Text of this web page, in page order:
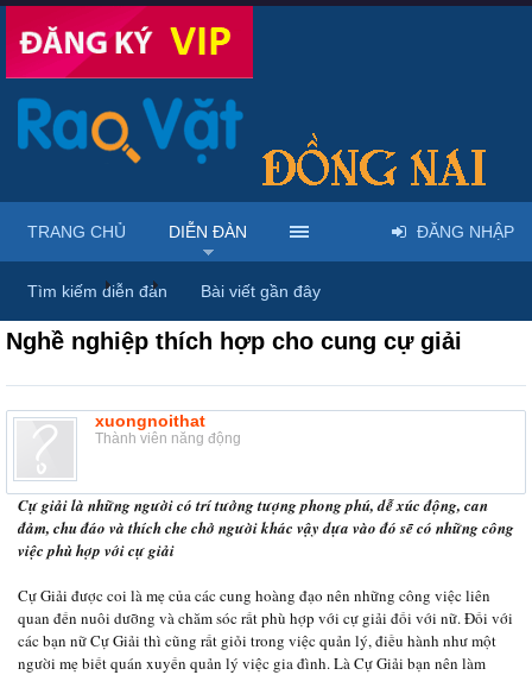
Diễn đàn ... Nội thất & Ngoại thất
Nghề nghiệp thích hợp cho cung cự giải
xuongnoithat
Thành viên năng động
Cự giải là những người có trí tưởng tượng phong phú, dễ xúc động, can
đảm, chu đáo và thích che chở người khác vậy dựa vào đó sẽ có những công
việc phù hợp với cự giải
Cự Giải được coi là mẹ của các cung hoàng đạo nên những công việc liên
quan đến nuôi dưỡng và chăm sóc rất phù hợp với cự giải đối với nữ. Đối với
các bạn nữ Cự Giải thì cũng rất giỏi trong việc quản lý, điều hành như một
người mẹ biết quán xuyến quản lý việc gia đình. Là Cự Giải bạn nên làm
TRANG CHỦ DIỄN ĐÀN
Tìm kiếm diễn đàn Bài viết gần đây
ĐĂNG NHẬP